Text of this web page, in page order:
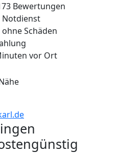
Bewertungen
Notdienst
Schäden
vor Ort